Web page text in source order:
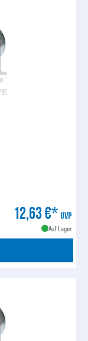
12,63 €* UVP
Auf Lager